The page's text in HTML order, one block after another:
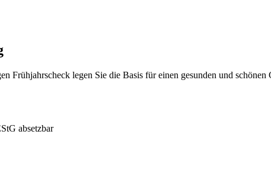
legen Sie die Basis für einen gesunden und schönen
absetzbar